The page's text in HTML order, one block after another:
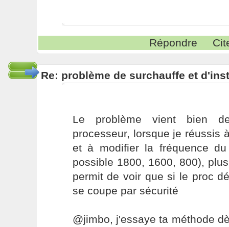
Répondre
Re: problème de surchauffe et
Le problème vient bien
processeur, lorsque je réussis
et à modifier la fréquence du
possible 1800, 1600, 800),
permit de voir que si le proc
se coupe par sécurité
@jimbo, j'essaye ta méthode